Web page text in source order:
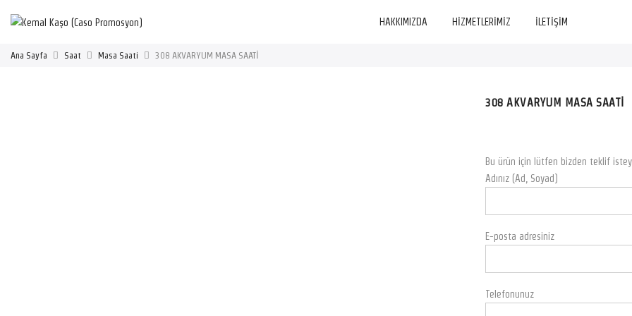
HAKKIMIZDA HİZMETLERİMİZ İLETİŞİM
Ana Sayfa Saat Masa Saati 308 AKVARYUM MASA SAATİ
308 AKVARYUM MASA SAATİ
Bu ürün için lütfen bizden teklif
Adınız (Ad, Soyad)
E-posta adresiniz
Telefonunuz